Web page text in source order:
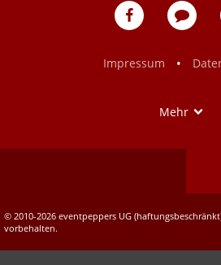
eventpeppers
Blog
Impressum
•
Mehr
© 2010-2026 eventpeppers UG
vorbehalten.